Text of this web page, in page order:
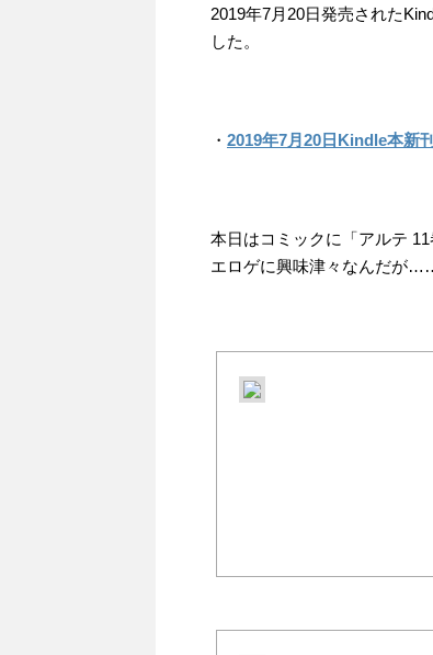
2019年7月20日発売された
した。
・ 2019年7月20日Kindle本新
本日はコミックに「アルテ
エロゲに興味津々なんだが